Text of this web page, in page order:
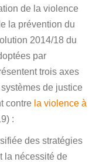
de la violence
la prévention du
2014/18 du
par
trois axes
de justice
contre la violence à
:
des stratégies
la nécessité de